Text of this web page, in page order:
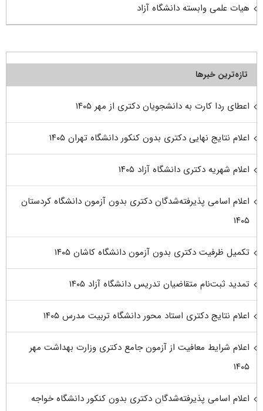
هیات علمی وابسته دانشگاه آزاد
تازه‌ترین خبرها
اعطای ردا کارت به دانشجویان دکتری از مهر ۱۴۰۵
اعلام نتایج نهایی دکتری بدون کنکور دانشگاه تهران ۱۴۰۵
اعلام شهریه دکتری دانشگاه آزاد ۱۴۰۵
اعلام اسامی پذیرفته‌شدگان دکتری بدون آزمون دانشگاه کردستان
۱۴۰۵
تکمیل ظرفیت دکتری بدون آزمون دانشگاه کاشان ۱۴۰۵
تمدید ثبت‌نام متقاضیان تدریس دانشگاه آزاد ۱۴۰۵
اعلام نتایج دکتری استاد محور دانشگاه تربیت مدرس ۱۴۰۵
اعلام شرایط معافیت از آزمون جامع دکتری وزارت بهداشت مهر
۱۴۰۵
اعلام اسامی پذیرفته‌شدگان دکتری بدون کنکور دانشگاه خواجه